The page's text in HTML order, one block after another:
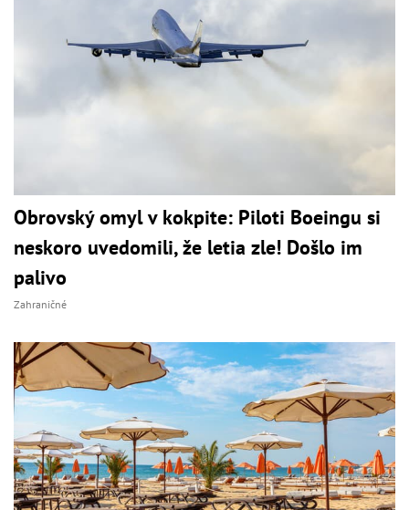
Obrovský omyl v kokpite: Piloti Boeingu si
neskoro uvedomili, že letia zle! Došlo im
palivo
Zahraničné